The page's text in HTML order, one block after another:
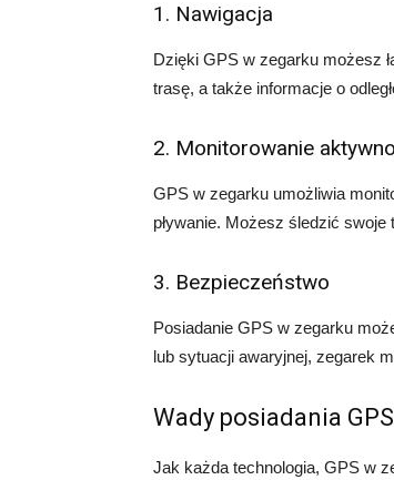
1. Nawigacja
Dzięki GPS w zegarku możesz
trasę, a także informacje o
2. Monitorowanie
GPS w zegarku umożliwia
pływanie. Możesz śledzić
3. Bezpieczeństwo
Posiadanie GPS w zegarku
lub sytuacji awaryjnej, zegarek
Wady posiadania
Jak każda technologia, GPS w